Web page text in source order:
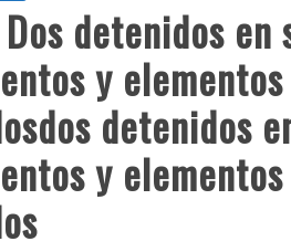
Dos detenidos en
y
detenidos
y